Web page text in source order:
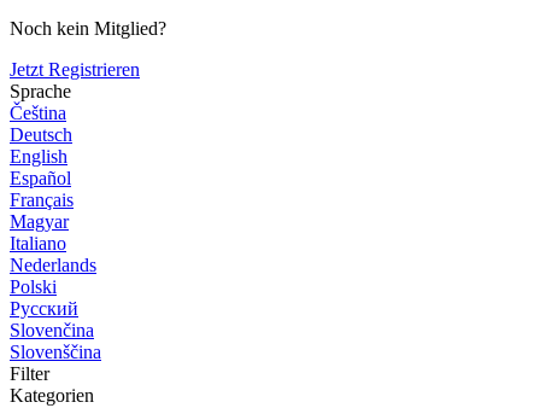
Noch kein Mitglied?
Jetzt Registrieren
Sprache
Čeština
Deutsch
English
Español
Français
Magyar
Italiano
Nederlands
Polski
Русский
Slovenčina
Slovenščina
Filter
Kategorien